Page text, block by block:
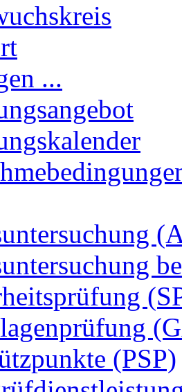
...
(PSP)